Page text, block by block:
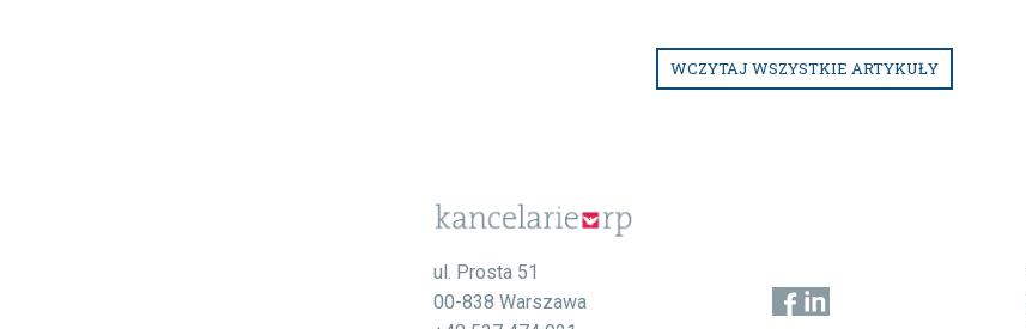
WCZYTAJ WSZYSTKIE ARTYKUŁY
ul. Prosta 51
00-838 Warszawa